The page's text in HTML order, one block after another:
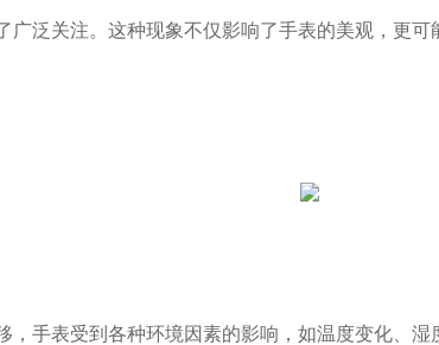
关注。这种现象不仅影响了手表的美观，更可
表受到各种环境因素的影响，如温度变化、湿